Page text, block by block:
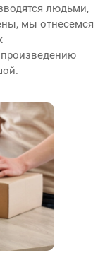
людьми,
мы отнесемся